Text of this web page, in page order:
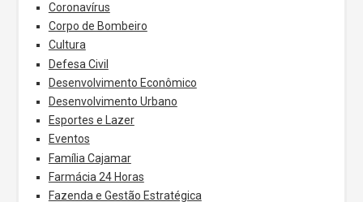
Coronavírus
Corpo de Bombeiro
Cultura
Defesa Civil
Desenvolvimento Econômico
Desenvolvimento Urbano
Esportes e Lazer
Eventos
Família Cajamar
Farmácia 24 Horas
Fazenda e Gestão Estratégica